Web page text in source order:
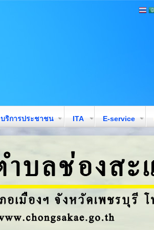
บริการประชาชน ITA E-service